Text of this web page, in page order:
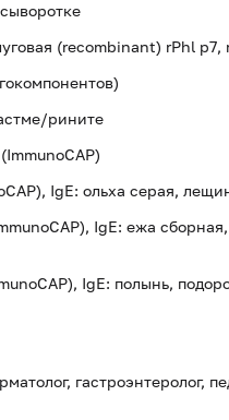
(recombinant) rPhl p7,
рините
IgE: ольха серая,
IgE: ежа
IgE: полынь,
гастроэнтеролог,